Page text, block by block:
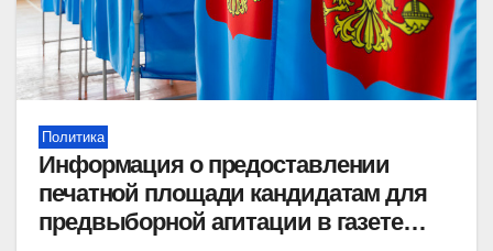
Политика
Информация о предоставлении
печатной площади кандидатам для
предвыборной агитации в газете